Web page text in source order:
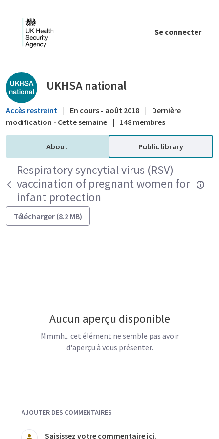
Se connecter
Public library - UKHSA national
UKHSA national
Accès restreint | En cours - août 2018 |
Dernière
modification - Cette semaine | 148 membres
About Public library
Respiratory syncytial virus (RSV)
vaccination of pregnant women for
infant protection
Télécharger (8.2 MB)
Aucun aperçu disponible
Mmmh... cet élément ne semble pas avoir
d'aperçu à vous présenter.
AJOUTER DES COMMENTAIRES
Saisissez votre commentaire ici.